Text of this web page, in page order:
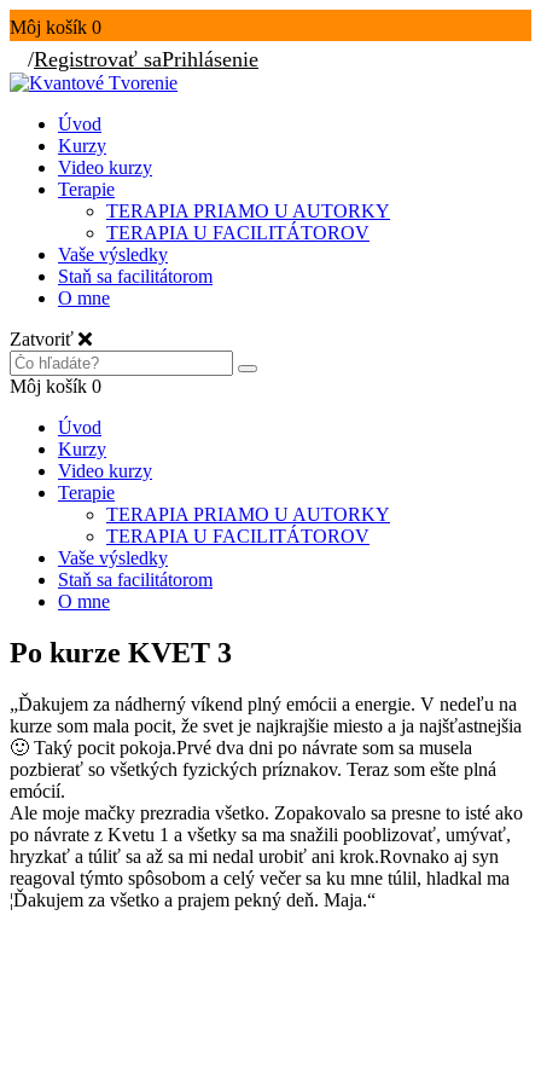
Môj košík 0
/Registrovať saPrihlásenie
Úvod
Kurzy
Video kurzy
Terapie
TERAPIA PRIAMO U AUTORKY
TERAPIA U FACILITÁTOROV
Vaše výsledky
Staň sa facilitátorom
O mne
Zatvoriť
Môj košík 0
Úvod
Kurzy
Video kurzy
Terapie
TERAPIA PRIAMO U AUTORKY
TERAPIA U FACILITÁTOROV
Vaše výsledky
Staň sa facilitátorom
O mne
Po kurze KVET 3
„Ďakujem za nádherný víkend plný emócii a energie. V nedeľu na
kurze som mala pocit, že svet je najkrajšie miesto a ja najšťastnejšia
🙂 Taký pocit pokoja.Prvé dva dni po návrate som sa musela
pozbierať so všetkých fyzických príznakov. Teraz som ešte plná
emócií.
Ale moje mačky prezradia všetko. Zopakovalo sa presne to isté ako
po návrate z Kvetu 1 a všetky sa ma snažili pooblizovať, umývať,
hryzkať a túliť sa až sa mi nedal urobiť ani krok.Rovnako aj syn
reagoval týmto spôsobom a celý večer sa ku mne túlil, hladkal ma
¦Ďakujem za všetko a prajem pekný deň. Maja.“